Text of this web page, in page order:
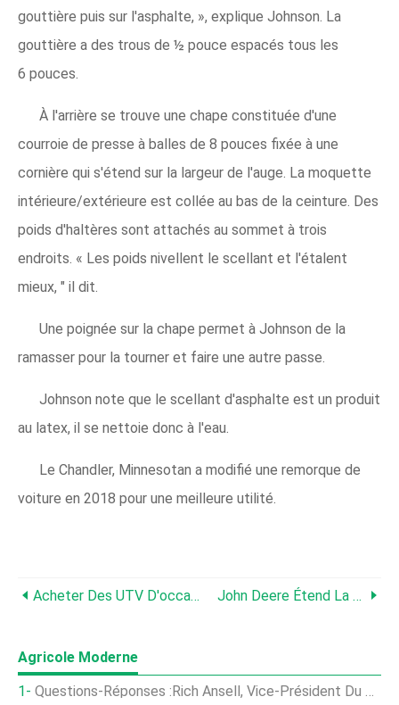
gouttière puis sur l'asphalte, », explique Johnson. La
gouttière a des trous de ½ pouce espacés tous les
6 pouces.
À l'arrière se trouve une chape constituée d'une
courroie de presse à balles de 8 pouces fixée à une
cornière qui s'étend sur la largeur de l'auge. La moquette
intérieure/extérieure est collée au bas de la ceinture. Des
poids d'haltères sont attachés au sommet à trois
endroits. « Les poids nivellent le scellant et l'étalent
mieux, " il dit.
Une poignée sur la chape permet à Johnson de la
ramasser pour la tourner et faire une autre passe.
Johnson note que le scellant d'asphalte est un produit
au latex, il se nettoie donc à l'eau.
Le Chandler, Minnesotan a modifié une remorque de
voiture en 2018 pour une meilleure utilité.
Acheter Des UTV D'occasion ? John Deere Étend La Compatibilité Du Contrôleur AutoTrac 300
Agricole Moderne
Questions-Réponses :Rich Ansell, Vice-Président Du Marketing Pour Mahindra Automotive